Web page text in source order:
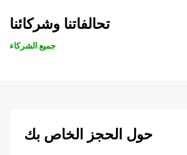
تحالفاتنا وشركائنا
جميع الشركاء
حول الحجز الخاص بك